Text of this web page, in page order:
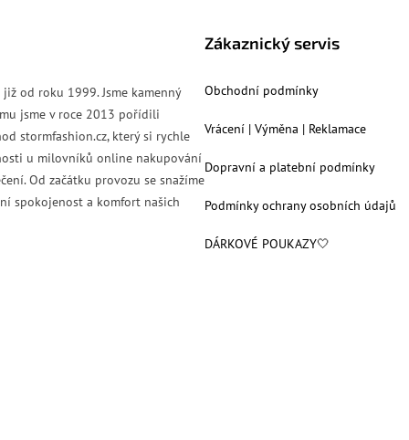
již od roku 1999. Jsme kamenný
jsme v roce 2013 pořídili
stormfashion.cz, který si rychle
u milovníků online nakupování
Od začátku provozu se snažíme
spokojenost a komfort našich
Zákaznický servis
Obchodní podmínky
Vrácení | Výměna | Reklamace
Dopravní a platební podmínky
Podmínky ochrany osobních údajů
DÁRKOVÉ POUKAZY🤍